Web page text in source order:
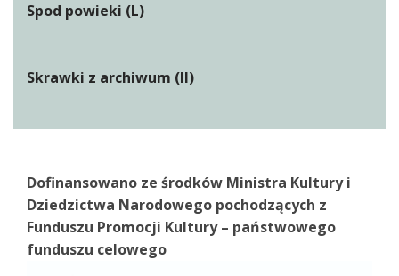
Spod powieki (L)
Skrawki z archiwum (II)
Dofinansowano ze środków Ministra Kultury i
Dziedzictwa Narodowego pochodzących z
Funduszu Promocji Kultury – państwowego
funduszu celowego